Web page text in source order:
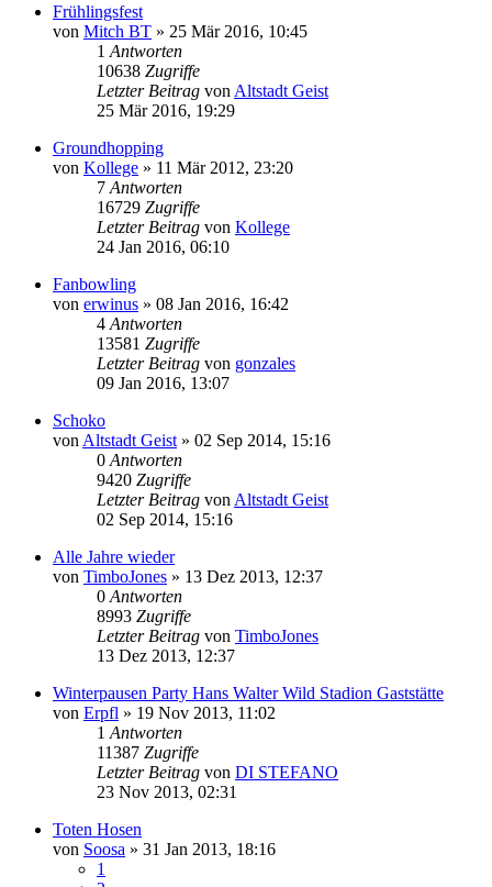
Frühlingsfest
von Mitch BT » 25 Mär 2016, 10:45
1 Antworten
10638 Zugriffe
Letzter Beitrag von Altstadt Geist
25 Mär 2016, 19:29
Groundhopping
von Kollege » 11 Mär 2012, 23:20
7 Antworten
16729 Zugriffe
Letzter Beitrag von Kollege
24 Jan 2016, 06:10
Fanbowling
von erwinus » 08 Jan 2016, 16:42
4 Antworten
13581 Zugriffe
Letzter Beitrag von gonzales
09 Jan 2016, 13:07
Schoko
von Altstadt Geist » 02 Sep 2014, 15:16
0 Antworten
9420 Zugriffe
Letzter Beitrag von Altstadt Geist
02 Sep 2014, 15:16
Alle Jahre wieder
von TimboJones » 13 Dez 2013, 12:37
0 Antworten
8993 Zugriffe
Letzter Beitrag von TimboJones
13 Dez 2013, 12:37
Winterpausen Party Hans Walter Wild Stadion Gaststätte
von Erpfl » 19 Nov 2013, 11:02
1 Antworten
11387 Zugriffe
Letzter Beitrag von DI STEFANO
23 Nov 2013, 02:31
Toten Hosen
von Soosa » 31 Jan 2013, 18:16
1